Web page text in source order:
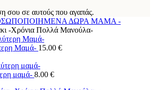
σου σε αυτούς που αγαπάς.
ΔΩΡΑ ΜΑΜΑ -
-Χρόνια Πολλά Μανούλα-
Μαμά- 15.00 €
μαμά- 8.00 €